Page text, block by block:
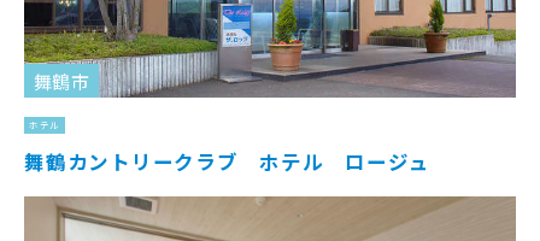
舞鶴市
ホテル
舞鶴カントリークラブ ホテル ロージュ